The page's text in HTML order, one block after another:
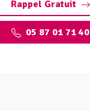
Rappel Gratuit
05 87 01 71 40